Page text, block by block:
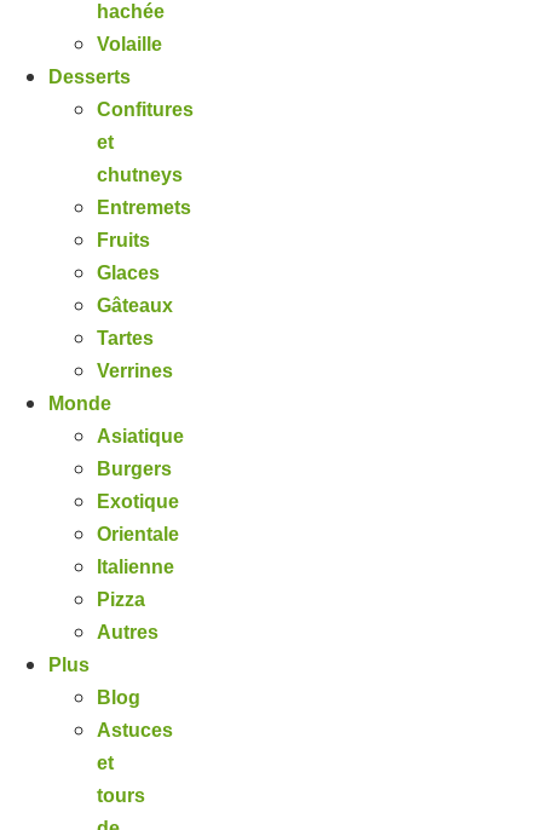
hachée
Volaille
Desserts
Confitures
et
chutneys
Entremets
Fruits
Glaces
Gâteaux
Tartes
Verrines
Monde
Asiatique
Burgers
Exotique
Orientale
Italienne
Pizza
Autres
Plus
Blog
Astuces
et
tours